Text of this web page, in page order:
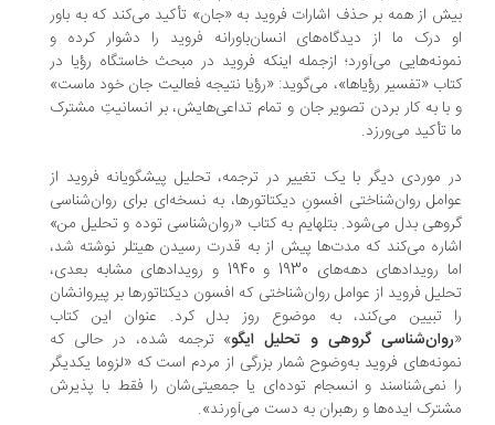
از همه بر حذف اشارات فروید به «جان» تأکید می‌کند که به‌ باور
درک ما از دیدگاه‌های انسان‌باورانه فروید را دشوار کرده و
می‌آورد؛ ازجمله اینکه‌ فروید در مبحث خاستگاه رؤیا در
«تفسیر رؤیاها»، می‌گوید: «رؤیا نتیجه فعالیت جان خود ماست»
به کار بردن تصویر جان و تمام تداعی‌هایش، بر انسانیتِ مشترک
تأکید می‌ورزد.
موردی دیگر با یک تغییر در ترجمه، تحلیل پیشگویانه فروید از
روان‌شناختی افسونِ دیکتاتورها، به نسخه‌ای برای روان‌شناسی
بدل می‌شود. بتلهایم به کتاب «روان‌شناسی توده و تحلیل من»
می‌کند که مدت‌ها پیش از به‌ قدرت‌ رسیدن هیتلر نوشته شد،
اما رویدادهای دهه‌های 1930 و 1940 و رویدادهای مشابه بعدی،
فروید از عوامل روان‌شناختی که افسون دیکتاتورها بر پیروانشان
تبیین می‌کند، به موضوع روز بدل کرد. عنوان این کتاب
روان‌شناسی گروهی و تحلیل ایگو» ترجمه شده، در حالی که
فروید به‌وضوح شمار بزرگی از مردم است که «لزوما یکدیگر
نمی‌شناسند و انسجام توده‌ای یا جمعیتی‌شان را فقط با پذیرش
ایده‌ها و رهبران به دست می‌آورند».